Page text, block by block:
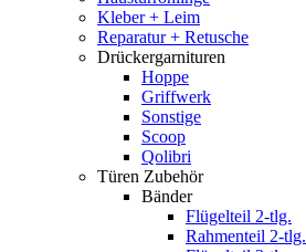
Kleber + Leim
Reparatur + Retusche
Drückergarnituren
Hoppe
Griffwerk
Sonstige
Scoop
Qolibri
Türen Zubehör
Bänder
Flügelteil 2-tlg.
Rahmenteil 2-tlg.